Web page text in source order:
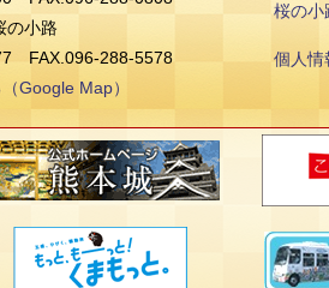
の小路
FAX.096-288-5578
Google Map）
桜の小
個人情